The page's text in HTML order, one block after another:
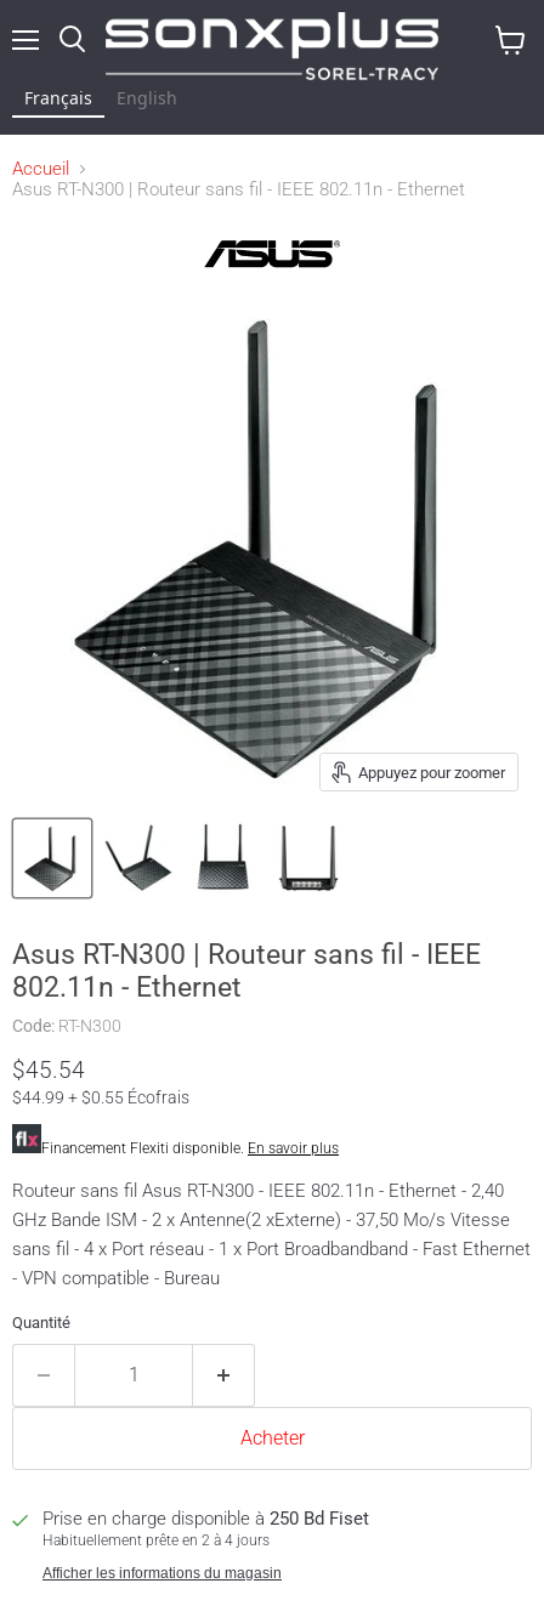
Français English
Accueil
Asus RT-N300 | Routeur sans fil - IEEE 802.11n - Ethernet
Appuyez pour zoomer
Asus RT-N300 | Routeur sans fil - IEEE
802.11n - Ethernet
Code: RT-N300
Prix actuel
$45.54
$44.99 + $0.55 Écofrais
Financement Flexiti disponible. En savoir plus
Routeur sans fil Asus RT-N300 - IEEE 802.11n - Ethernet - 2,40
GHz Bande ISM - 2 x Antenne(2 xExterne) - 37,50 Mo/s Vitesse
sans fil - 4 x Port réseau - 1 x Port Broadbandband - Fast Ethernet
- VPN compatible - Bureau
Quantité
Acheter
Prise en charge disponible à 250 Bd Fiset
Habituellement prête en 2 à 4 jours
Afficher les informations du magasin